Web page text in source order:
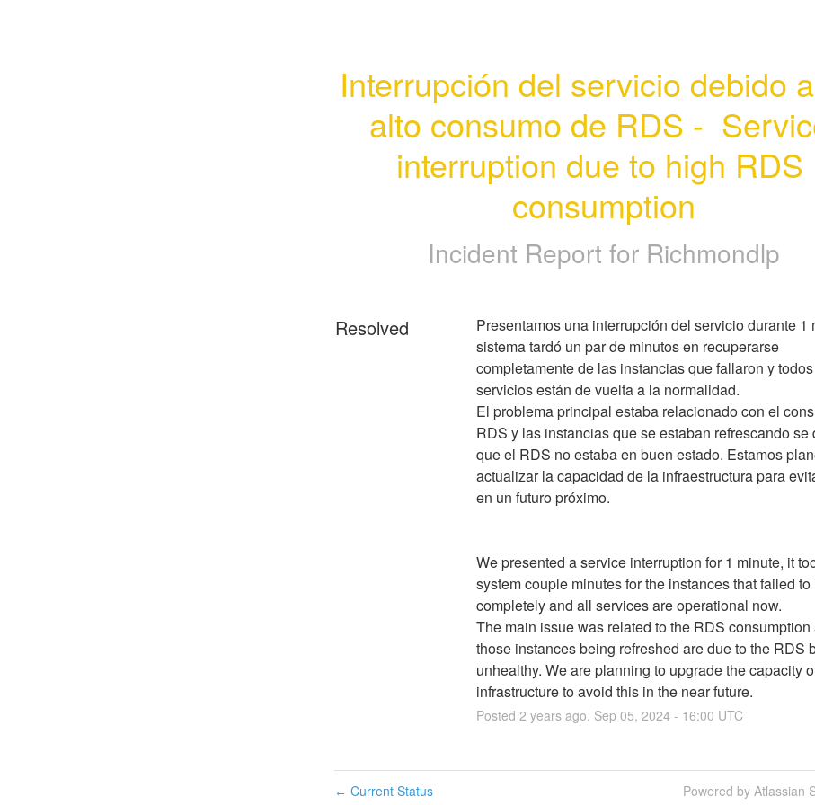
Interrupción del servicio debido
alto consumo de RDS -
interruption due to high RDS
consumption
Incident Report for Richmondlp
Resolved
Presentamos una interrupción del servicio durante 1
sistema tardó un par de minutos en recuperarse
completamente de las instancias que fallaron y
servicios están de vuelta a la normalidad.
El problema principal estaba relacionado con el
RDS y las instancias que se estaban refrescando se
que el RDS no estaba en buen estado. Estamos
actualizar la capacidad de la infraestructura para
en un futuro próximo.
We presented a service interruption for 1 minute, it
system couple minutes for the instances that failed to
completely and all services are operational now.
The main issue was related to the RDS consumption
those instances being refreshed are due to the RDS
unhealthy. We are planning to upgrade the capacity
infrastructure to avoid this in the near future.
Posted 2 years ago. Sep 05, 2024- 16:00 UTC
← Current Status Powered by Atlassian